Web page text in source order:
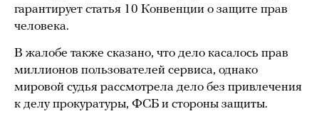
гарантирует статья 10 Конвенции о защите прав
человека.
В жалобе также сказано, что дело касалось прав
миллионов пользователей сервиса, однако
мировой судья рассмотрела дело без привлечения
к делу прокуратуры, ФСБ и стороны защиты.